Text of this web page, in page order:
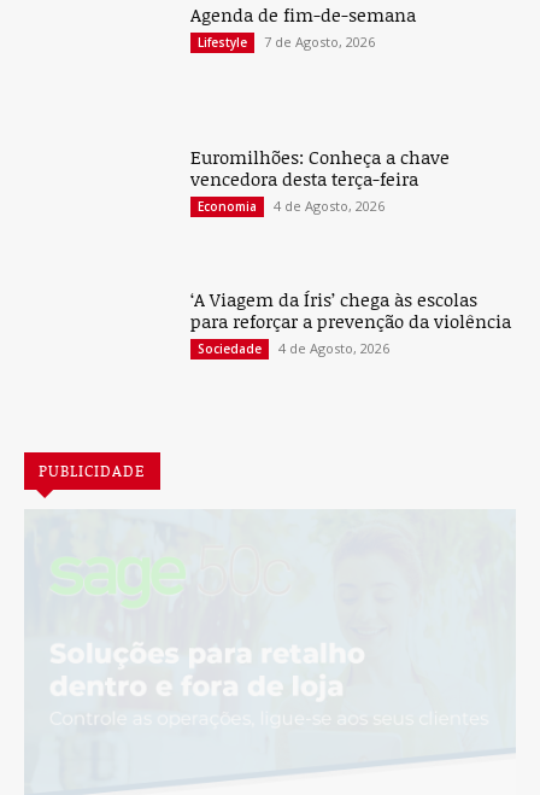
Agenda de fim-de-semana
Lifestyle 7 de Agosto, 2026
Euromilhões: Conheça a chave
vencedora desta terça-feira
Economia 4 de Agosto, 2026
‘A Viagem da Íris’ chega às escolas
para reforçar a prevenção da violência
Sociedade 4 de Agosto, 2026
PUBLICIDADE